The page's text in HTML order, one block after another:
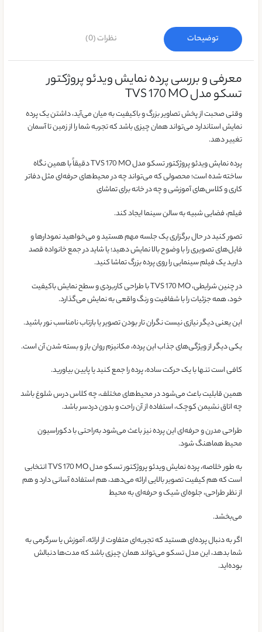
توضیحات نظرات (0)
معرفی و بررسی پرده نمایش ویدئو پروژکتور
تسکو مدل TVS 170 MO
وقتی صحبت از پخش تصاویر بزرگ و باکیفیت به میان می‌آید، داشتن یک پرده
نمایش استاندارد می‌تواند همان چیزی باشد که تجربه شما را از زمین تا آسمان
تغییر دهد.
پرده نمایش ویدئو پروژکتور تسکو مدل TVS 170 MO دقیقاً با همین نگاه
ساخته شده است؛ محصولی که می‌تواند چه در محیط‌های حرفه‌ای مثل دفاتر
کاری و کلاس‌های آموزشی و چه در خانه برای تماشای
فیلم، فضایی شبیه به سالن سینما ایجاد کند.
تصور کنید در حال برگزاری یک جلسه مهم هستید و می‌خواهید نمودارها و
فایل‌های تصویری را با وضوح بالا نمایش دهید؛ یا شاید در جمع خانواده قصد
دارید یک فیلم سینمایی را روی پرده بزرگ تماشا کنید.
در چنین شرایطی، TVS 170 MO با طراحی کاربردی و سطح نمایش باکیفیت
خود، همه جزئیات را با شفافیت و رنگ واقعی به نمایش می‌گذارد.
این یعنی دیگر نیازی نیست نگران تار بودن تصویر یا بازتاب نامناسب نور باشید.
یکی دیگر از ویژگی‌های جذاب این پرده، مکانیزم روان باز و بسته شدن آن است.
کافی است تنها با یک حرکت ساده، پرده را جمع کنید یا پایین بیاورید.
همین قابلیت باعث می‌شود در محیط‌های مختلف، چه کلاس درس شلوغ باشد
چه اتاق نشیمن کوچک، استفاده از آن راحت و بدون دردسر باشد.
طراحی مدرن و حرفه‌ای این پرده نیز باعث می‌شود به‌راحتی با دکوراسیون
محیط هماهنگ شود.
به طور خلاصه، پرده نمایش ویدئو پروژکتور تسکو مدل TVS 170 MO انتخابی
است که هم کیفیت تصویر بالایی ارائه می‌دهد، هم استفاده آسانی دارد و هم
از نظر طراحی، جلوه‌ای شیک و حرفه‌ای به محیط
می‌بخشد.
اگر به دنبال پرده‌ای هستید که تجربه‌ای متفاوت از ارائه، آموزش یا سرگرمی به
شما بدهد، این مدل تسکو می‌تواند همان چیزی باشد که مدت‌ها دنبالش
بوده‌اید.